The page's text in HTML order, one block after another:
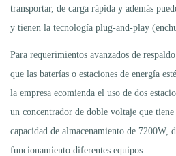
transportar, de carga rápida y además
y tienen la tecnología plug-and-play
Para requerimientos avanzados de
que las baterías o estaciones de energía
la empresa ecomienda el uso de dos
un concentrador de doble voltaje que
capacidad de almacenamiento de 7200W,
funcionamiento diferentes equipos.